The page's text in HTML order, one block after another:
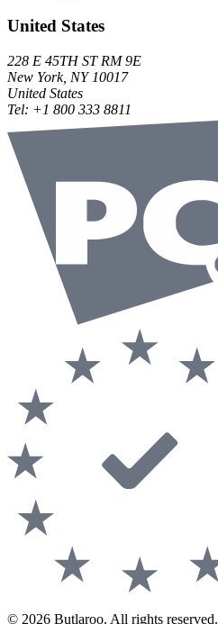
United States
228 E 45TH ST RM 9E
New York, NY 10017
United States
Tel: +1 800 333 8811
© 2026 Butlaroo. All rights reserved.